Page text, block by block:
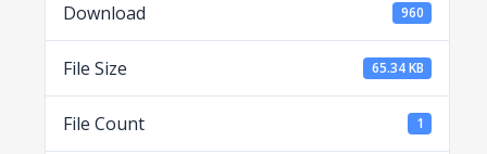
Download 960
File Size 65.34 KB
File Count 1